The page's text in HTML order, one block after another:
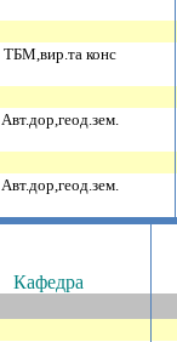
ТБМ,вир.та конс
Авт.дор,геод.зем.
Авт.дор,геод.зем.
Кафедра